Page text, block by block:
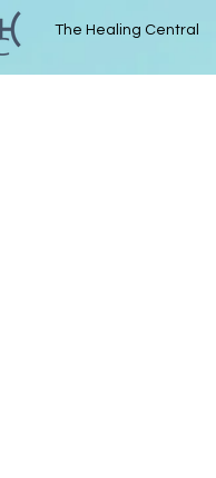
The Healing Central